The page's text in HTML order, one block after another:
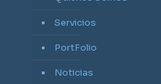
Servicios
PortFolio
Noticias